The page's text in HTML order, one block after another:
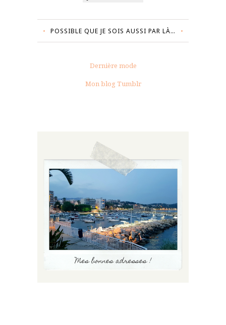
POSSIBLE QUE JE SOIS AUSSI PAR LÀ…
Dernière mode
Mon blog Tumblr